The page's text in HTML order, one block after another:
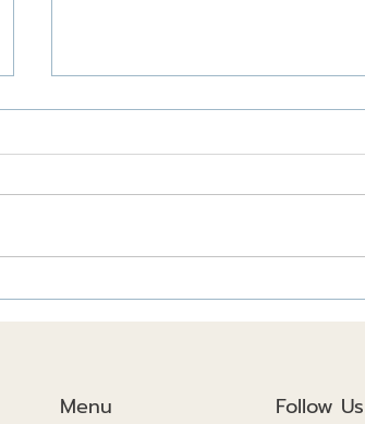
การก่อสร้างยั่งยืนปี
2025แนวทางเพื่อสิ่งแวดล้อม
Menu
Follow Us